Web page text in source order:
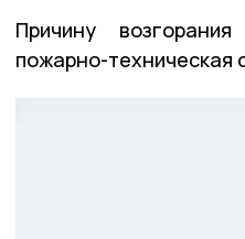
Причину
пожарно-техническая